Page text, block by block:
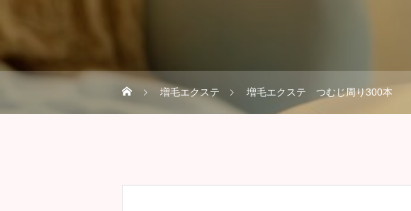
増毛エクステ 増毛エクステ つむじ周り300本